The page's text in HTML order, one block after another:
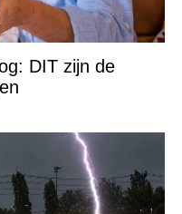
DIT zijn de